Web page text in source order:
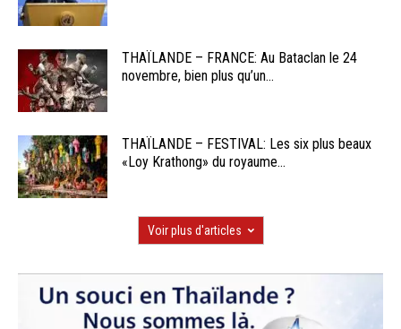
THAÏLANDE – FRANCE: Au Bataclan le 24
novembre, bien plus qu’un...
THAÏLANDE – FESTIVAL: Les six plus beaux
«Loy Krathong» du royaume...
Voir plus d'articles